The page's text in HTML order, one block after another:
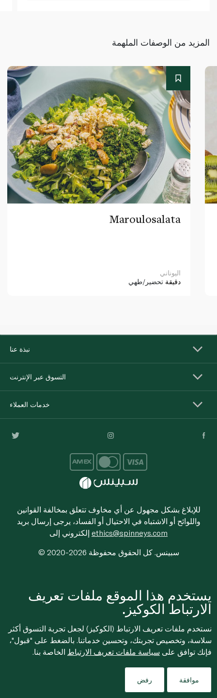
المزيد من الوصفات الملهمة
Maroulosalata
اليوناني
دقيقة تحضير/طهي
نبذة عنا
التسوق عبر الإنترنت
خدمات العملاء
للإبلاغ بشكل مجهول عن أي مخاوف تتعلق بمخالفة القوانين
واللوائح أو الاشتباه في الاحتيال أو الفساد، يرجى إرسال بريد
ethics@spinneys.com
© 2020-2026 سبينس. كل الحقوق محفوظة
يستخدم هذا الموقع ملفات تعريف
الارتباط الكوكيز.
نستخدم ملفات تعريف الارتباط (الكوكيز) لجعل تجربة التسوق أكثر
سلاسة، وتخصيص تجربتك، وتحسين خدماتنا. بالضغط على "قبول"،
فإنك توافق على سياسة ملفات تعريف الارتباط الخاصة بنا.
موافقة رفض